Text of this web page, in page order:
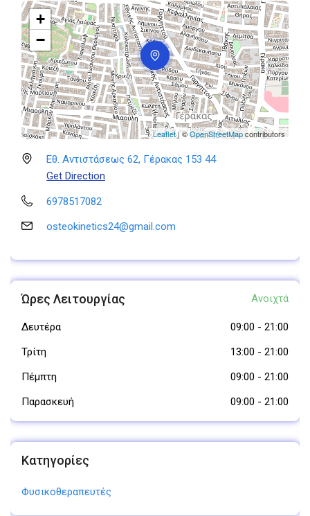
+
−
Leaflet| ©OpenStreetMapcontributors
Εθ. Αντιστάσεως 62, Γέρακας 153 44
Get Direction
6978517082
osteokinetics24@gmail.com
Ώρες Λειτουργίας Ανοιχτά
Δευτέρα 09:00 - 21:00
Τρίτη
13:00 - 21:00
Πέμπτη
09:00 - 21:00
Παρασκευή
09:00 - 21:00
Κατηγορίες
Φυσικοθεραπευτές